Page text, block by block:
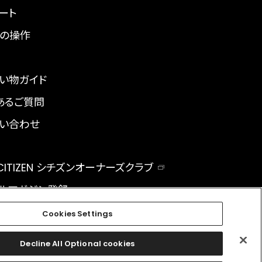
ト
操作
物ガイド
るご質問
合わせ
シチズンオーナーズクラブ
マガジン登録
twitter
Cookies Settings
Decline All Optional cookies